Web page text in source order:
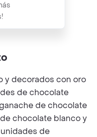
Lunares
y decorados con oro
de chocolate
de chocolate
chocolate blanco y
de